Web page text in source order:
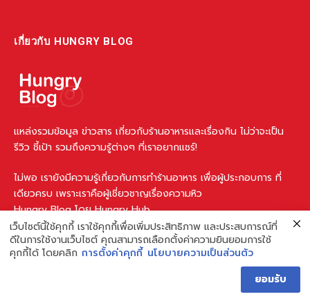
เกี่ยวกับ HUNGRY BLOG
แหล่งรวมข้อมูล ข่าวสาร เกี่ยวกับร้านอาหารและเรื่องกิน ไม่ว่าจะเป็น
รีวิว ชี้เป้า รวมถึงความรู้ต่างๆ ที่เราอยากแชร์!
ไม่พอ เรายังมีความรู้เกี่ยวกับการทำร้านอาหาร เพื่อผู้ประกอบการ ที่
เดียวครบ เพราะเราคือผู้เชี่ยวชาญเรื่องความหิว
Hungry Blog โดย Hungry Hub
FacebookInstagramYouTubeTikTok
เว็บไซต์นี้ใช้คุกกี้ เราใช้คุกกี้เพื่อเพิ่มประสิทธิภาพ และประสบการณ์ที่
ดีในการใช้งานเว็บไซต์ คุณสามารถเลือกตั้งค่าความยินยอมการใช้
คุกกี้ได้ โดยคลิก การตั้งค่าคุกกี้ นโยบายความเป็นส่วนตัว
ยอมรับ